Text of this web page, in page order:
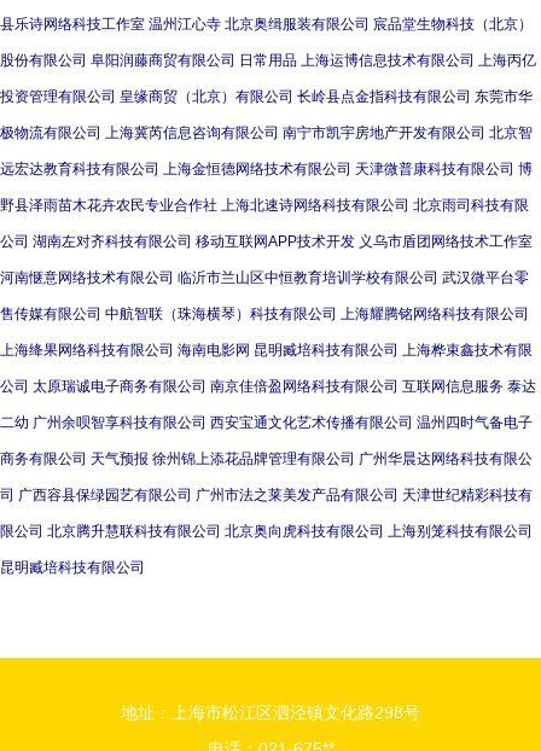
县乐诗网络科技工作室 温州江心寺 北京奥缉服装有限公司 宸品堂生物科技（北京）
股份有限公司 阜阳润藤商贸有限公司 日常用品 上海运博信息技术有限公司 上海丙亿
投资管理有限公司 皇缘商贸（北京）有限公司 长岭县点金指科技有限公司 东莞市华
极物流有限公司 上海冀芮信息咨询有限公司 南宁市凯宇房地产开发有限公司 北京智
远宏达教育科技有限公司 上海金恒德网络技术有限公司 天津微普康科技有限公司 博
野县泽雨苗木花卉农民专业合作社 上海北速诗网络科技有限公司 北京雨司科技有限
公司 湖南左对齐科技有限公司 移动互联网APP技术开发 义乌市盾团网络技术工作室
河南惬意网络技术有限公司 临沂市兰山区中恒教育培训学校有限公司 武汉微平台零
售传媒有限公司 中航智联（珠海横琴）科技有限公司 上海耀腾铭网络科技有限公司
上海绛果网络科技有限公司 海南电影网 昆明臧培科技有限公司 上海桦束鑫技术有限
公司 太原瑞诚电子商务有限公司 南京佳倍盈网络科技有限公司 互联网信息服务 泰达
二幼 广州余呗智享科技有限公司 西安宝通文化艺术传播有限公司 温州四时气备电子
商务有限公司 天气预报 徐州锦上添花品牌管理有限公司 广州华晨达网络科技有限公
司 广西容县保绿园艺有限公司 广州市法之莱美发产品有限公司 天津世纪精彩科技有
限公司 北京腾升慧联科技有限公司 北京奥向虎科技有限公司 上海别笼科技有限公司
昆明臧培科技有限公司
地址：上海市松江区泗泾镇文化路298号